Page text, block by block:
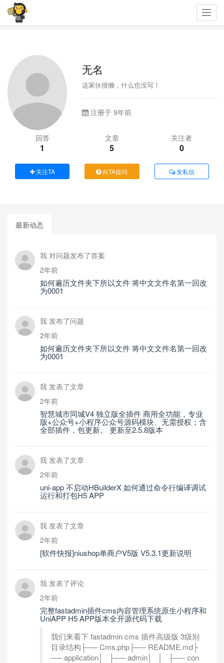
无名
这家伙很懒，什么也没写！
注册于 9年前
回答
1
文章
5
关注者
0
关注TA 向TA提问 发私信
最新动态
我 对问题发布了答案
2年前
如何遍历文件夹下所以文件 将中文文件名第一回改
为0001
我 发布了问题
2年前
如何遍历文件夹下所以文件 将中文文件名第一回改
为0001
我 发表了文章
2年前
智慧城市同城V4 独立版全插件 商用全功能，专业
版+公众号+小程序公众号源码模块、无需授权；含
全部插件，包更新。 更新至2.5.8版本
我 发表了文章
2年前
uni-app 不启动HBuilderX 如何通过命令行编译调试
运行和打包H5 APP
我 发表了文章
2年前
[软件快报]niushop单商户V5版 V5.3.1更新说明
我 发表了评论
2年前
完整fastadmin插件cms内容管理系统原生小程序和
UniAPP H5 APP版本全开源代码下载
我们来看下 fastadmin cms 插件高级版 3级别
目录结构├── Cms.php├── README.md├
── application│ ├── admin│ │ ├── con